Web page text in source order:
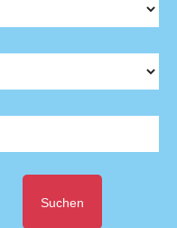
Suchen